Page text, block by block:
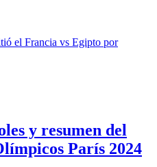
y resumen del
París 2024